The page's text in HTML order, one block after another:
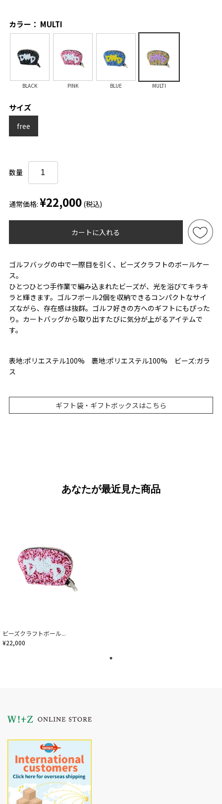
カラー： MULTI
BLACK PINK BLUE MULTI
サイズ
free
数量
通常価格: ¥22,000 (税込)
カートに入れる
ゴルフバッグの中で一際目を引く、ビーズクラフトのボールケー
ス。
ひとつひとつ手作業で編み込まれたビーズが、光を浴びてキラキ
ラと輝きます。ゴルフボール2個を収納できるコンパクトなサイ
ズながら、存在感は抜群。ゴルフ好きの方へのギフトにもぴった
り。カートバッグから取り出すたびに気分が上がるアイテムで
す。
表地:ポリエステル100% 裹地:ポリエステル100% ビーズ:ガラ
ス
ギフト袋・ギフトボックスはこちら
あなたが最近見た商品
ビーズクラフトボール...
¥22,000